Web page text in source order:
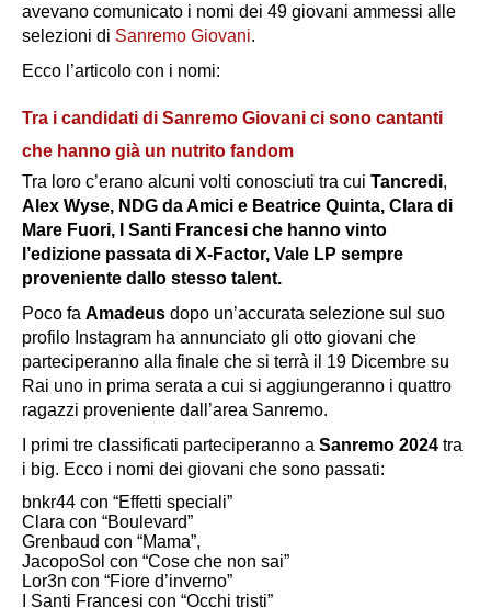
avevano comunicato i nomi dei 49 giovani ammessi alle
selezioni di Sanremo Giovani.
Ecco l’articolo con i nomi:
Tra i candidati di Sanremo Giovani ci sono cantanti
che hanno già un nutrito fandom
Tra loro c’erano alcuni volti conosciuti tra cui Tancredi,
Alex Wyse, NDG da Amici e Beatrice Quinta, Clara di
Mare Fuori, I Santi Francesi che hanno vinto
l’edizione passata di X-Factor, Vale LP sempre
proveniente dallo stesso talent.
Poco fa Amadeus dopo un’accurata selezione sul suo
profilo Instagram ha annunciato gli otto giovani che
parteciperanno alla finale che si terrà il 19 Dicembre su
Rai uno in prima serata a cui si aggiungeranno i quattro
ragazzi proveniente dall’area Sanremo.
I primi tre classificati parteciperanno a Sanremo 2024 tra
i big. Ecco i nomi dei giovani che sono passati:
bnkr44 con “Effetti speciali”
Clara con “Boulevard”
Grenbaud con “Mama”,
JacopoSol con “Cose che non sai”
Lor3n con “Fiore d’inverno”
I Santi Francesi con “Occhi tristi”